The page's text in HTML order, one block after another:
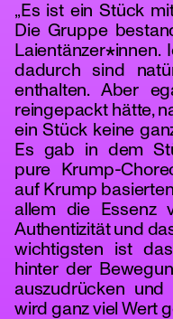
„Es ist ein Stück
Die Gruppe
Laientänzer*innen.
dadurch sind
enthalten. Aber
reingepackt hätte,
ein Stück keine
Es gab in dem
pure Krump-
auf Krump
allem die Essenz
Authentizität und
wichtigsten ist
hinter der
auszudrücken
wird ganz viel Wert